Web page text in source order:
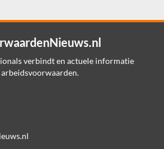
verbindt en actuele informatie